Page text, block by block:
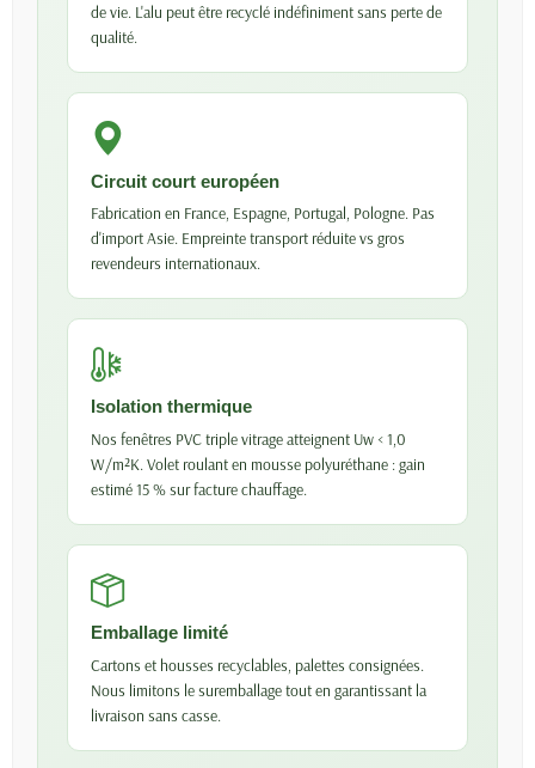
de vie. L'alu peut être recyclé indéfiniment sans perte de
qualité.
Circuit court européen
Fabrication en France, Espagne, Portugal, Pologne. Pas
d'import Asie. Empreinte transport réduite vs gros
revendeurs internationaux.
Isolation thermique
Nos fenêtres PVC triple vitrage atteignent Uw < 1,0
W/m²K. Volet roulant en mousse polyuréthane : gain
estimé 15 % sur facture chauffage.
Emballage limité
Cartons et housses recyclables, palettes consignées.
Nous limitons le suremballage tout en garantissant la
livraison sans casse.